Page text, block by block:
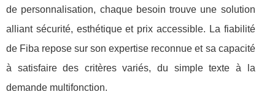
de personnalisation, chaque besoin trouve une solution
alliant sécurité, esthétique et prix accessible. La fiabilité
de Fiba repose sur son expertise reconnue et sa capacité
à satisfaire des critères variés, du simple texte à la
demande multifonction.